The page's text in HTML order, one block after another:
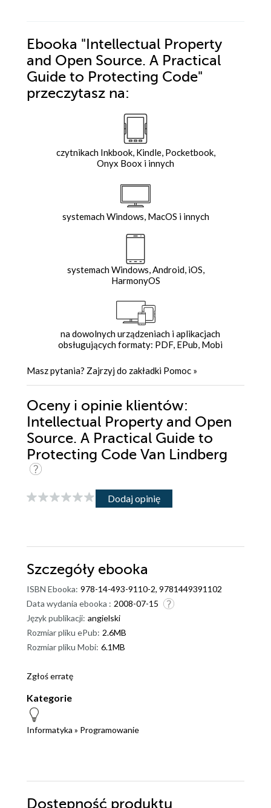
Ebooka "Intellectual Property
and Open Source. A Practical
Guide to Protecting Code"
przeczytasz na:
czytnikach Inkbook, Kindle, Pocketbook,
Onyx Boox i innych
systemach Windows, MacOS i innych
systemach Windows, Android, iOS,
HarmonyOS
na dowolnych urządzeniach i aplikacjach
obsługujących formaty: PDF, EPub, Mobi
Masz pytania? Zajrzyj do zakładki Pomoc »
Oceny i opinie klientów:
Intellectual Property and Open
Source. A Practical Guide to
Protecting Code Van Lindberg
Dodaj opinię
Szczegóły ebooka
ISBN Ebooka: 978-14-493-9110-2, 9781449391102
Data wydania ebooka : 2008-07-15
Język publikacji: angielski
Rozmiar pliku ePub: 2.6MB
Rozmiar pliku Mobi: 6.1MB
Zgłoś erratę
Kategorie
Informatyka » Programowanie
Dostępność produktu